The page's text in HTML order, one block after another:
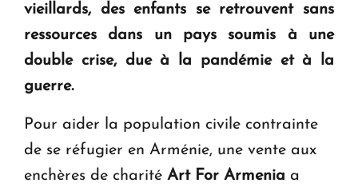
Le premier hôtel Hyatt Regency d'Arménie
ouvrira ses portes à Dilijan
vieillards, des enfants se retrouvent sans
ressources dans un pays soumis à une
double crise, due à la pandémie et à la
guerre.
Pour aider la population civile contrainte
de se réfugier en Arménie, une vente aux
enchères de charité Art For Armenia a